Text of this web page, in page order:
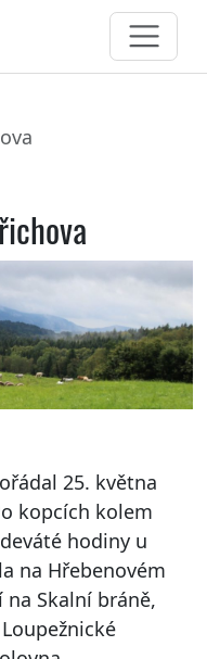
25. května
kopcích kolem
hodiny u
na Hřebenovém
Skalní bráně,